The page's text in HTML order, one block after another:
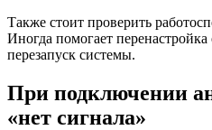
Также стоит проверить
Иногда помогает
перезапуск системы.
При подключении
«нет сигнала»